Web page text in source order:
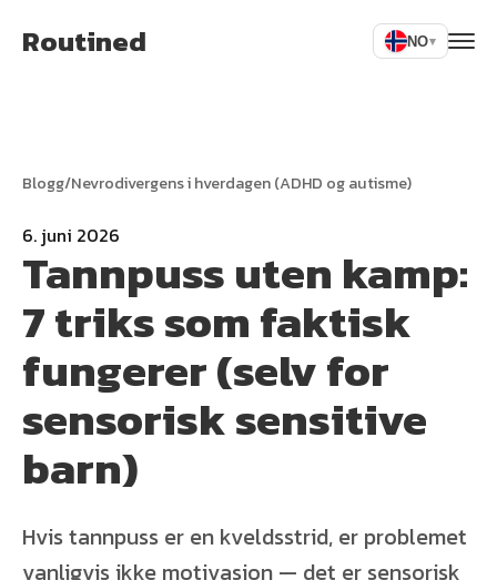
Routined NO▾
Blogg/Nevrodivergens i hverdagen (ADHD og autisme)
6. juni 2026
Tannpuss uten kamp:
7 triks som faktisk
fungerer (selv for
sensorisk sensitive
barn)
Hvis tannpuss er en kveldsstrid, er problemet
vanligvis ikke motivasjon — det er sensorisk